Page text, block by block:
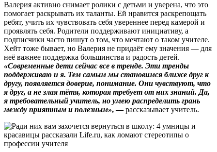
Валерия активно снимает ролики с детьми и уверена, что это
помогает раскрывать их таланты. Ей нравится раскрепощать
ребят, учить их чувствовать себя увереннее перед камерой и
проявлять себя. Родители поддерживают инициативу, а
подписчики часто пишут о том, что мечтают о таком учителе.
Хейт тоже бывает, но Валерия не придаёт ему значения — для
неё важнее поддержка большинства и радость детей.
«Современные дети сейчас все в тренде. Эти тренды
поддерживаю и я. Тем самым мы становимся ближе друг к
другу, появляется доверие, понимание. Они чувствуют, что
я друг, а не злая тётя, которая требует от них знаний. Да,
я требовательный учитель, но умею распределить грань
между приятным и полезным», —рассказывает учитель.